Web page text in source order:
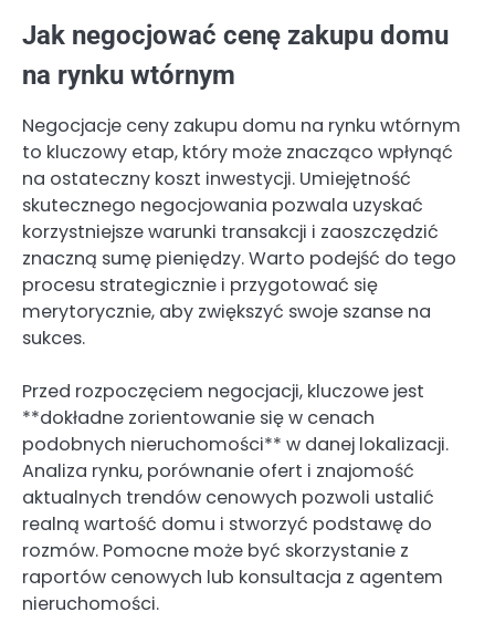
Jak negocjować cenę zakupu domu
na rynku wtórnym
Negocjacje ceny zakupu domu na rynku wtórnym
to kluczowy etap, który może znacząco wpłynąć
na ostateczny koszt inwestycji. Umiejętność
skutecznego negocjowania pozwala uzyskać
korzystniejsze warunki transakcji i zaoszczędzić
znaczną sumę pieniędzy. Warto podejść do tego
procesu strategicznie i przygotować się
merytorycznie, aby zwiększyć swoje szanse na
sukces.
Przed rozpoczęciem negocjacji, kluczowe jest
**dokładne zorientowanie się w cenach
podobnych nieruchomości** w danej lokalizacji.
Analiza rynku, porównanie ofert i znajomość
aktualnych trendów cenowych pozwoli ustalić
realną wartość domu i stworzyć podstawę do
rozmów. Pomocne może być skorzystanie z
raportów cenowych lub konsultacja z agentem
nieruchomości.